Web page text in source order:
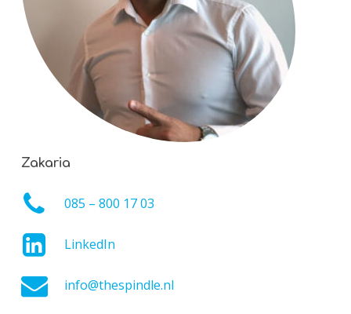
Zakaria
085 – 800 17 03
LinkedIn
info@thespindle.nl